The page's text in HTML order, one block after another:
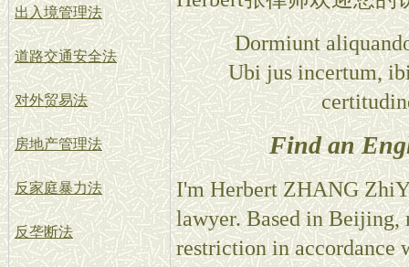
出入境管理法
道路交通安全法
对外贸易法
房地产管理法
反家庭暴力法
反垄断法
Dormiunt
Ubi jus incertum,
Find an
I'm Herbert ZHANG
lawyer. Based in Beijing,
restriction in accordance